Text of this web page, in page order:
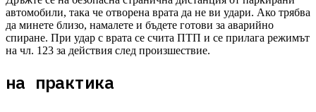
автомобили, така че отворена врата да не ви удари. Ако трябва
да минете близо, намалете и бъдете готови за аварийно
спиране. При удар с врата се счита ПТП и се прилага режимът
на чл. 123 за действия след произшествие.
на практика